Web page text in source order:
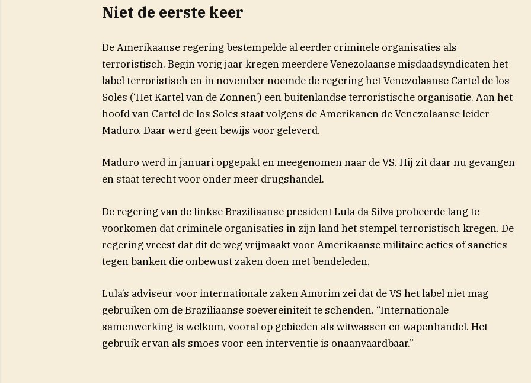
Niet de eerste keer
De Amerikaanse regering bestempelde al eerder criminele organisaties als
terroristisch. Begin vorig jaar kregen meerdere Venezolaanse misdaadsyndicaten het
label terroristisch en in november noemde de regering het Venezolaanse Cartel de los
Soles (‘Het Kartel van de Zonnen’) een buitenlandse terroristische organisatie. Aan het
hoofd van Cartel de los Soles staat volgens de Amerikanen de Venezolaanse leider
Maduro. Daar werd geen bewijs voor geleverd.
Maduro werd in januari opgepakt en meegenomen naar de VS. Hij zit daar nu gevangen
en staat terecht voor onder meer drugshandel.
De regering van de linkse Braziliaanse president Lula da Silva probeerde lang te
voorkomen dat criminele organisaties in zijn land het stempel terroristisch kregen. De
regering vreest dat dit de weg vrijmaakt voor Amerikaanse militaire acties of sancties
tegen banken die onbewust zaken doen met bendeleden.
Lula’s adviseur voor internationale zaken Amorim zei dat de VS het label niet mag
gebruiken om de Braziliaanse soevereiniteit te schenden. “Internationale
samenwerking is welkom, vooral op gebieden als witwassen en wapenhandel. Het
gebruik ervan als smoes voor een interventie is onaanvaardbaar.”